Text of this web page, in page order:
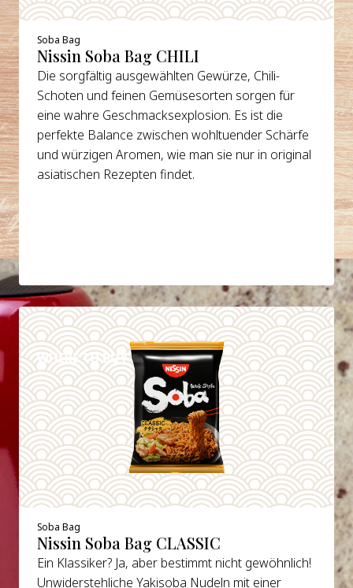
Soba Bag
Nissin Soba Bag CHILI
Die sorgfältig ausgewählten Gewürze, Chili-
Schoten und feinen Gemüsesorten sorgen für
eine wahre Geschmacksexplosion. Es ist die
perfekte Balance zwischen wohltuender Schärfe
und würzigen Aromen, wie man sie nur in original
asiatischen Rezepten findet.
WHERE TO BUY
DETAILS
Soba Bag
Nissin Soba Bag CLASSIC
Ein Klassiker? Ja, aber bestimmt nicht gewöhnlich!
Unwiderstehliche Yakisoba Nudeln mit einer